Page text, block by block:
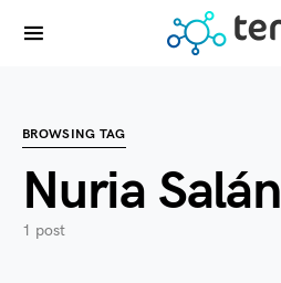
BROWSING TAG
Nuria Salán
1 post